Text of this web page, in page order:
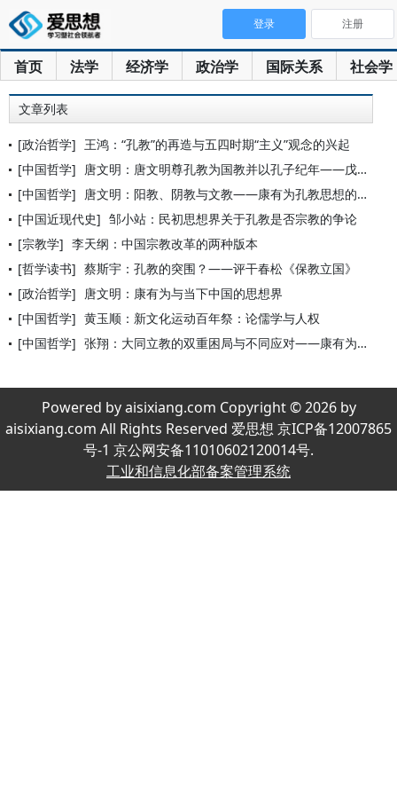
首页 法学 经济学 政治学 国际关系 社会学
登录 注册
文章列表
[政治哲学] 王鸿：“孔教”的再造与五四时期“主义”观念的兴起
[中国哲学] 唐文明：唐文明尊孔教为国教并以孔子纪年——戊戌流亡后康有为的
[中国哲学] 唐文明：阳教、阴教与文教——康有为孔教思想的提出
[中国近现代史] 邹小站：民初思想界关于孔教是否宗教的争论
[宗教学] 李天纲：中国宗教改革的两种版本
[哲学读书] 蔡斯宇：孔教的突围？——评干春松《保教立国》
[政治哲学] 唐文明：康有为与当下中国的思想界
[中国哲学] 黄玉顺：新文化运动百年祭：论儒学与人权
[中国哲学] 张翔：大同立教的双重困局与不同应对——康有为政教观初论
Powered by aisixiang.com Copyright © 2026 by
aisixiang.com All Rights Reserved 爱思想 京ICP备12007865
号-1 京公网安备11010602120014号.
工业和信息化部备案管理系统